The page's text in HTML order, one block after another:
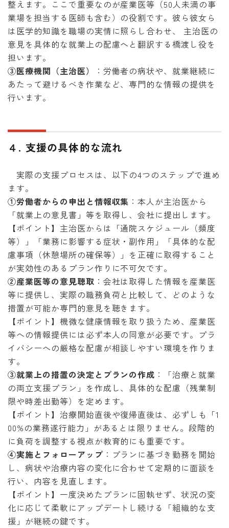
整えます。ここで重要なのが産業医等（50人未満の事
業場を担当する医師も含む）の役割です。彼ら彼女ら
は医学的知識を職場の実情に照らし合わせ、 主治医の
意見を具体的な就業上の配慮へと翻訳する橋渡し役を
担います。
③医療機関（主治医）
：労働者の病状や、就業継続に
あたって避けるべき作業など、専門的な情報の提供を
行います。
４. 支援の具体的な流れ
実際の支援プロセスは、以下の4つのステップで進め
ます。
①労働者からの申出と情報収集 ：本人が主治医から
「就業上の意見書」等を取得し、会社に提出します。
【ポイント】主治医からは「通院スケジュール（頻度
等）」「業務に影響する症状・副作用」「具体的な配
慮事項（休憩場所の確保等）」を正確に取得すること
が実効性のあるプラン作りに不可欠です。
②産業医等の意見聴取 ：会社は取得した情報を産業医
等に提供し、実際の職務負荷と比較して、どのような
措置が可能か専門的意見を聴きます。
【ポイント】機微な健康情報を取り扱うため、産業医
等への情報提供には必ず本人の同意が必要です。プラ
イバシーへの厳格な配慮が相談しやすい環境を作りま
す。
③就業上の措置の決定とプランの作成 ：「治療と就業
の両立支援プラン」を作成し、具体的な配慮（残業制
限や時差出勤等）を定めます。
【ポイント】治療開始直後や復帰直後は、必ずしも「1
00%の業務遂行能力」があるとは限りません。段階的
に負荷を調整する視点が教育的にも重要です。
④実施とフォローアップ ：プランに基づき勤務を開始
し、病状や治療内容の変化に合わせて定期的に面談を
行い、内容を見直します。
【ポイント】一度決めたプランに固執せず、状況の変
化に応じて柔軟にアップデートし続ける「組織的な支
援」が継続の鍵です。